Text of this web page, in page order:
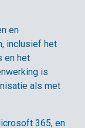
en
inclusief het
en het
is
als met
365, en